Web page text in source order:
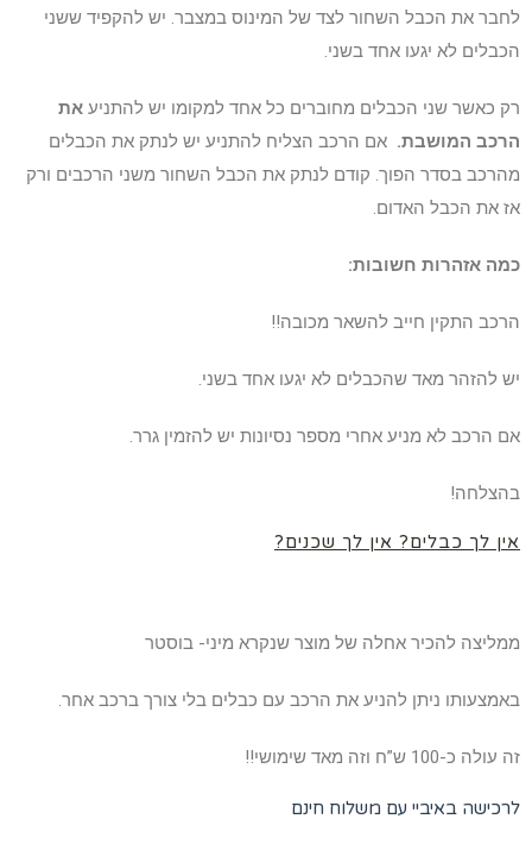
לחבר את הכבל השחור לצד של המינוס במצבר. יש להקפיד ששני
הכבלים לא יגעו אחד בשני.
רק כאשר שני הכבלים מחוברים כל אחד למקומו יש להתניע את
הרכב המושבת. אם הרכב הצליח להתניע יש לנתק את הכבלים
מהרכב בסדר הפוך. קודם לנתק את הכבל השחור משני הרכבים ורק
אז את הכבל האדום.
כמה אזהרות חשובות:
הרכב התקין חייב להשאר מכובה!!
יש להזהר מאד שהכבלים לא יגעו אחד בשני.
אם הרכב לא מניע אחרי מספר נסיונות יש להזמין גרר.
בהצלחה!
אין לך כבלים? אין לך שכנים?
ממליצה להכיר אחלה של מוצר שנקרא מיני- בוסטר
באמצעותו ניתן להניע את הרכב עם כבלים בלי צורך ברכב אחר.
זה עולה כ-100 ש”ח וזה מאד שימושי!!
לרכישה באיביי עם משלוח חינם